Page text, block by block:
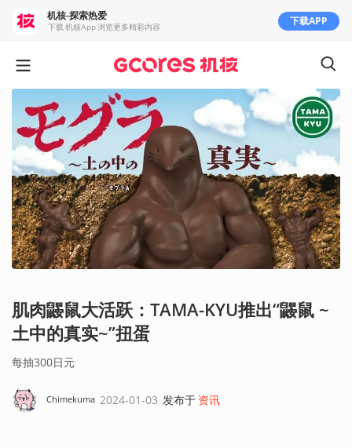
肌肉鼹鼠大活跃：TAMA-KYU推出“鼹鼠 ~
土中的真实~”扭蛋
每抽300日元
Chimekuma 2024-01-03 发布于 资讯
机核-探索热爱
下载 机核App 浏览更多精彩内容 下载APP